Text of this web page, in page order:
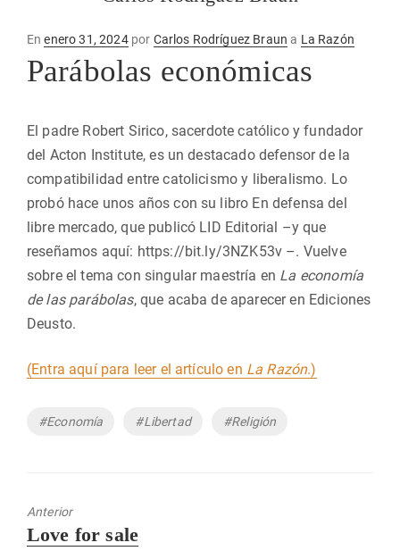
EnPublicado
enero 31, 2024por Carlos Rodríguez Braun a La Razón
Parábolas económicas
El padre Robert Sirico, sacerdote católico y fundador
del Acton Institute, es un destacado defensor de la
compatibilidad entre catolicismo y liberalismo. Lo
probó hace unos años con su libro En defensa del
libre mercado, que publicó LID Editorial –y que
reseñamos aquí: https://bit.ly/3NZK53v –. Vuelve
sobre el tema con singular maestría en La economía
de las parábolas, que acaba de aparecer en Ediciones
Deusto.
(Entra aquí para leer el artículo en La Razón.)
Etiquetas
#Economía #Libertad #Religión
Anterior
Entrada
Love for sale